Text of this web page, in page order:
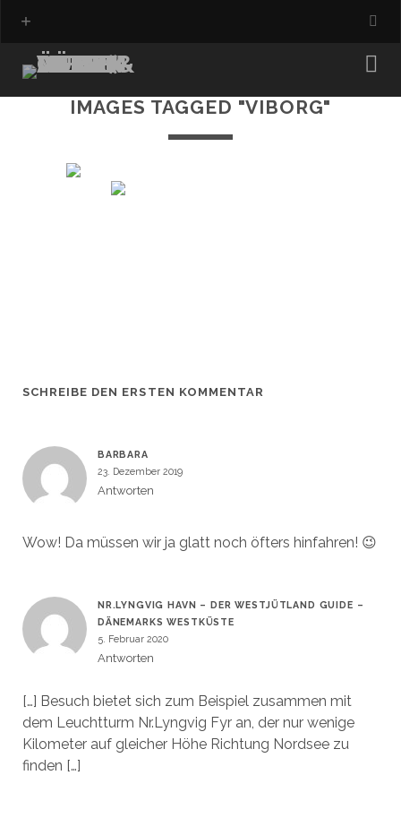
IMAGES TAGGED "VIBORG"
SCHREIBE DEN ERSTEN KOMMENTAR
BARBARA
23. Dezember 2019
Antworten
Wow! Da müssen wir ja glatt noch öfters hinfahren! 😉
NR.LYNGVIG HAVN – DER WESTJÜTLAND GUIDE –
DÄNEMARKS WESTKÜSTE
5. Februar 2020
Antworten
[…] Besuch bietet sich zum Beispiel zusammen mit
dem Leuchtturm Nr.Lyngvig Fyr an, der nur wenige
Kilometer auf gleicher Höhe Richtung Nordsee zu
finden […]